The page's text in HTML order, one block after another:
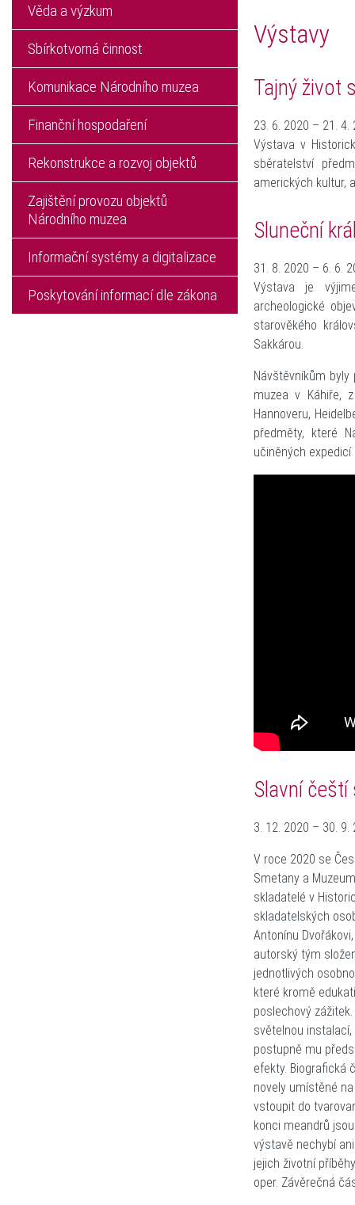
Výstavy
Tajný život
23. 6. 2020 – 21. 4.
Výstava v
sběratelství
amerických kultur,
Sluneční
31. 8. 2020 – 6. 6.
Výstava je
archeologické
starověkého
Sakkárou.
Návštěvníkům
muzea v Káhiře,
Hannoveru,
předměty, které
učiněných expedicí
Slavní čeští
3. 12. 2020 – 30. 9.
V roce 2020 se
Smetany a
skladatelé v
skladatelských
Antonínu
autorský tým
jednotlivých
které kromě
poslechový
světelnou
postupně mu
efekty. Biografická
novely umístěné
vstoupit do
konci meandrů
výstavě nechybí
jejich životní
oper. Závěrečná
Věda a výzkum
Sbírkotvorná činnost
Komunikace Národního muzea
Finanční hospodaření
Rekonstrukce a rozvoj objektů
Zajištění provozu objektů
Národního muzea
Informační systémy a digitalizace
Poskytování informací dle zákona